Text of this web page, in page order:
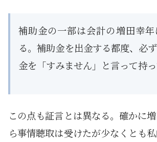
補助金の一部は会計の増田幸
る。補助金を出金する都度、必
金を「すみません」と言って持っ
この点も証言とは異なる。確かに
ら事情聴取は受けたが少なくとも